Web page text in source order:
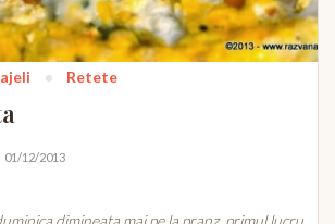
Retete
01/12/2013